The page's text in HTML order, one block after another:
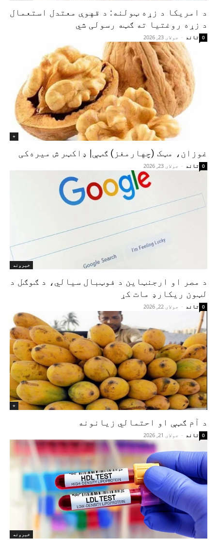
د امریکا د زړه ټولنه: د قهوې معتدل استعمال
د زړه روغتیا ته ګټه رسولی شي
تاند - جولای 23, 2026 0
+
غوزان، مټک (چهارمغز) ګټې| ډاکټر ش میره‌کی
تاند - جولای 23, 2026 0
خبرونه
د مصر او ارجنټاین د فوټبال سیالي، د ګوګل د
لټون ریکارډ مات کړ
تاند - جولای 22, 2026 0
+
د آم ګټې او احتمالي زیانونه
تاند - جولای 21, 2026 0
خبرونه